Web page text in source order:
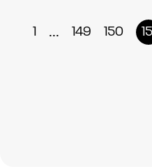
1 ... 149 150